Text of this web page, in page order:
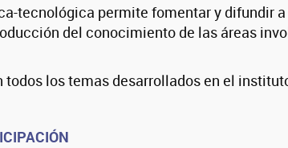
tecnológica permite fomentar y difundir
del conocimiento de las áreas
todos los temas desarrollados en el